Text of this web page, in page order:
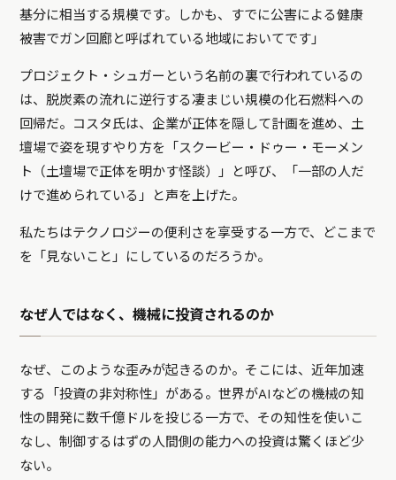
基分に相当する規模です。しかも、すでに公害による健康
被害でガン回廊と呼ばれている地域においてです」
プロジェクト・シュガーという名前の裏で行われているの
は、脱炭素の流れに逆行する凄まじい規模の化石燃料への
回帰だ。コスタ氏は、企業が正体を隠して計画を進め、土
壇場で姿を現すやり方を「スクービー・ドゥー・モーメン
ト（土壇場で正体を明かす怪談）」と呼び、「一部の人だ
けで進められている」と声を上げた。
私たちはテクノロジーの便利さを享受する一方で、どこまで
を「見ないこと」にしているのだろうか。
なぜ人ではなく、機械に投資されるのか
なぜ、このような歪みが起きるのか。そこには、近年加速
する「投資の非対称性」がある。世界がAIなどの機械の知
性の開発に数千億ドルを投じる一方で、その知性を使いこ
なし、制御するはずの人間側の能力への投資は驚くほど少
ない。